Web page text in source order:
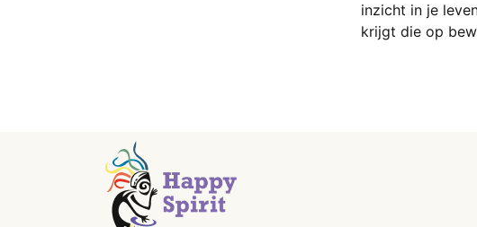
Hematiet
Herkimer Diamant
Hiddeniet
Howliet
inzicht in je
krijgt die op